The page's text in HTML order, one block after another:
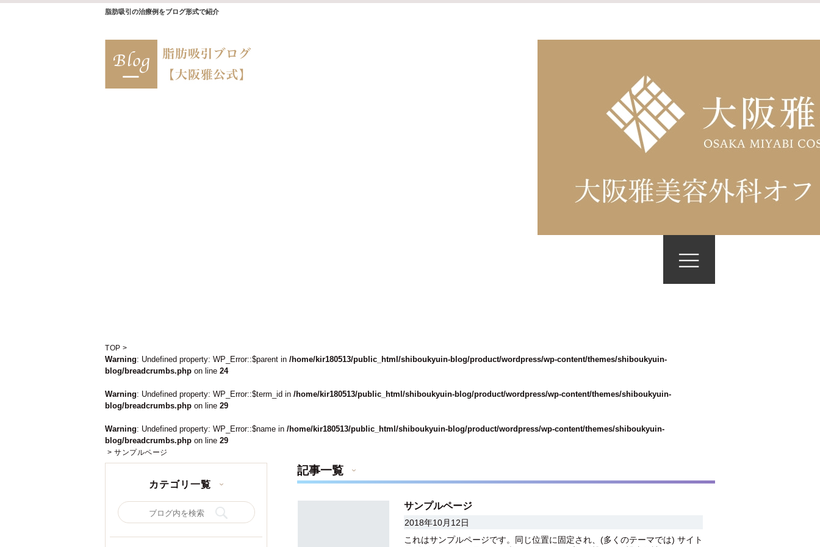
脂肪吸引の治療例をブログ形式で紹介
TOP >
Warning: Undefined property: WP_Error::$parent in /home/kir180513/public_html/shiboukyuin-blog/product/wordpress/wp-content/themes/shiboukyuin-
blog/breadcrumbs.php on line 24
Warning: Undefined property: WP_Error::$term_id in /home/kir180513/public_html/shiboukyuin-blog/product/wordpress/wp-content/themes/shiboukyuin-
blog/breadcrumbs.php on line 29
Warning: Undefined property: WP_Error::$name in /home/kir180513/public_html/shiboukyuin-blog/product/wordpress/wp-content/themes/shiboukyuin-
blog/breadcrumbs.php on line 29
> サンプルページ
記事一覧
サンプルページ
2018年10月12日
これはサンプルページです。同じ位置に固定され、(多くのテーマでは) サイト
カテゴリ一覧